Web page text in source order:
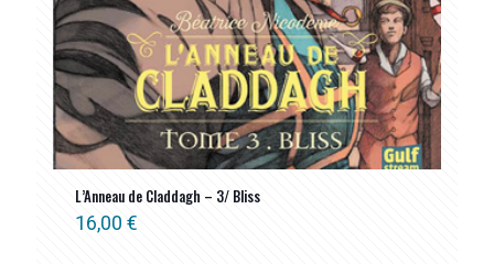
L’Anneau de Claddagh – 3/ Bliss
16,00 €